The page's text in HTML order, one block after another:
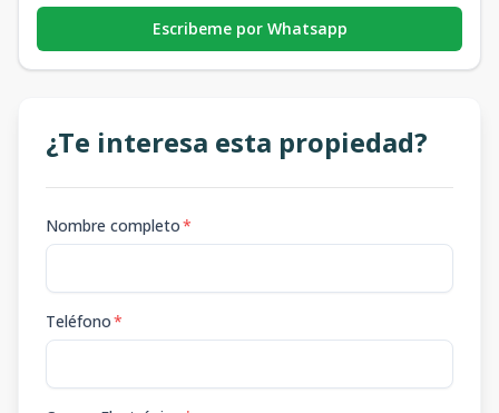
Escribeme por Whatsapp
¿Te interesa esta propiedad?
Nombre completo*
Teléfono*